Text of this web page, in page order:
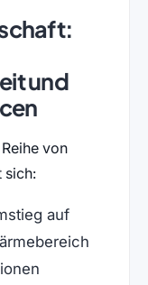
und
von
sich:
auf